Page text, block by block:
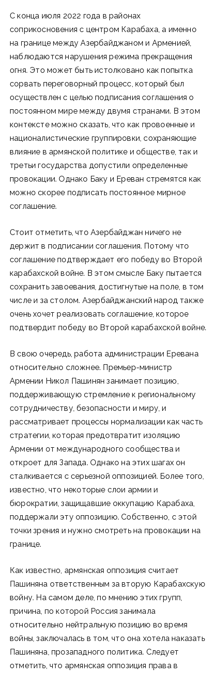
С конца июля 2022 года в районах
соприкосновения с центром Карабаха, а именно
на границе между Азербайджаном и Арменией,
наблюдаются нарушения режима прекращения
огня. Это может быть истолковано как попытка
сорвать переговорный процесс, который был
осуществлен с целью подписания соглашения о
постоянном мире между двумя странами. В этом
контексте можно сказать, что как провоенные и
националистические группировки, сохраняющие
влияние в армянской политике и обществе, так и
третьи государства допустили определенные
провокации. Однако Баку и Ереван стремятся как
можно скорее подписать постоянное мирное
соглашение.
Стоит отметить, что Азербайджан ничего не
держит в подписании соглашения. Потому что
соглашение подтверждает его победу во Второй
карабахской войне. В этом смысле Баку пытается
сохранить завоевания, достигнутые на поле, в том
числе и за столом. Азербайджанский народ также
очень хочет реализовать соглашение, которое
подтвердит победу во Второй карабахской войне.
В свою очередь, работа администрации Еревана
относительно сложнее. Премьер-министр
Армении Никол Пашинян занимает позицию,
поддерживающую стремление к региональному
сотрудничеству, безопасности и миру, и
рассматривает процессы нормализации как часть
стратегии, которая предотвратит изоляцию
Армении от международного сообщества и
откроет для Запада. Однако на этих шагах он
сталкивается с серьезной оппозицией. Более того,
известно, что некоторые слои армии и
бюрократии, защищавшие оккупацию Карабаха,
поддержали эту оппозицию. Собственно, с этой
точки зрения и нужно смотреть на провокации на
границе.
Как известно, армянская оппозиция считает
Пашиняна ответственным за вторую Карабахскую
войну. На самом деле, по мнению этих групп,
причина, по которой Россия занимала
относительно нейтральную позицию во время
войны, заключалась в том, что она хотела наказать
Пашиняна, прозападного политика. Следует
отметить, что армянская оппозиция права в